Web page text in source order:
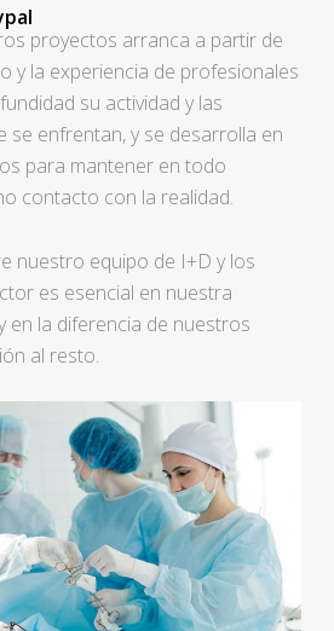
proyectos arranca a partir de
y la experiencia de profesionales
su actividad y las
se enfrentan, y se desarrolla en
para mantener en todo
contacto con la realidad.
nuestro equipo de I+D y los
es esencial en nuestra
en la diferencia de nuestros
al resto.